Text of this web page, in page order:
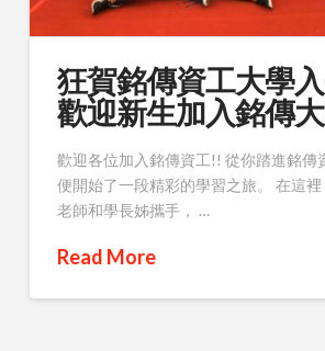
狂賀銘傳資工大學
歡迎新生加入銘傳
歡迎各位加入銘傳資工!! 從你踏進銘傳
便開始了一段精彩的學習之旅。 在這
老師和學長姊攜手， …
Read More